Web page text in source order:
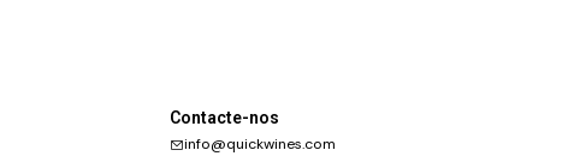
Contacte-nos
info@quickwines.com